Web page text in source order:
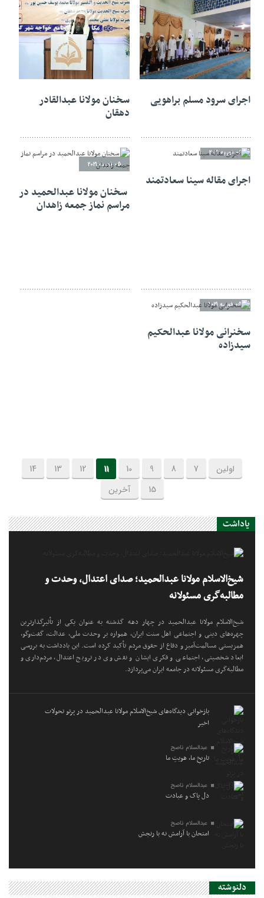
06 فوریه 2021
اجرای سرود مسلم براهویی سخنان مولانا عبدالقادر
دهقان
06 فوریه 2021
اجرای مقاله سینا سعادتمند
05 فوریه 2021
سخنان مولانا عبدالحمید در
مراسم نماز جمعه زاهدان
05 فوریه 2021
سخنرانی مولانا عبدالحکیم
سیدزاده
اولین 7
8
9
10
11
12
13
14
15
آخرین
یاداشت
شیخ‌الاسلام مولانا عبدالحمید؛ صدای اعتدال، وحدت و
مطالبه‌گری مسئولانه
شیخ‌الاسلام مولانا عبدالحمید در چهار دهه گذشته به عنوان یکی از تأثیرگذارترین
چهره‌های دینی و اجتماعی اهل سنت ایران، همواره بر وحدت ملی، عدالت، گفت‌وگو،
همزیستی مسالمت‌آمیز و دفاع از حقوق مردم تأکید کرده است. این یادداشت به بررسی
ابعاد شخصیتی، اجتماعی و فکری ایشان و نقش وی در ترویج اعتدال، مردم‌داری و
مطالبه‌گری مسئولانه در جامعه ایران می‌پردازد.
بازخوانی دیدگاه‌های شیخ‌الاسلام مولانا عبدالحمید در پرتو تحولات
اخیر
عبدالسلام ناصح
تاریخِ ما، هویتِ ما
عبدالسلام ناصح
دل پاک و عبادت
عبدالسلام ناصح
امتحان با آرامش نه با رنجش
دلنوشته